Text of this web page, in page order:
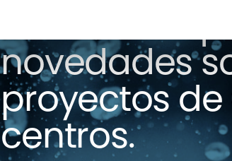
Consulta
novedades
proyectos
centros.